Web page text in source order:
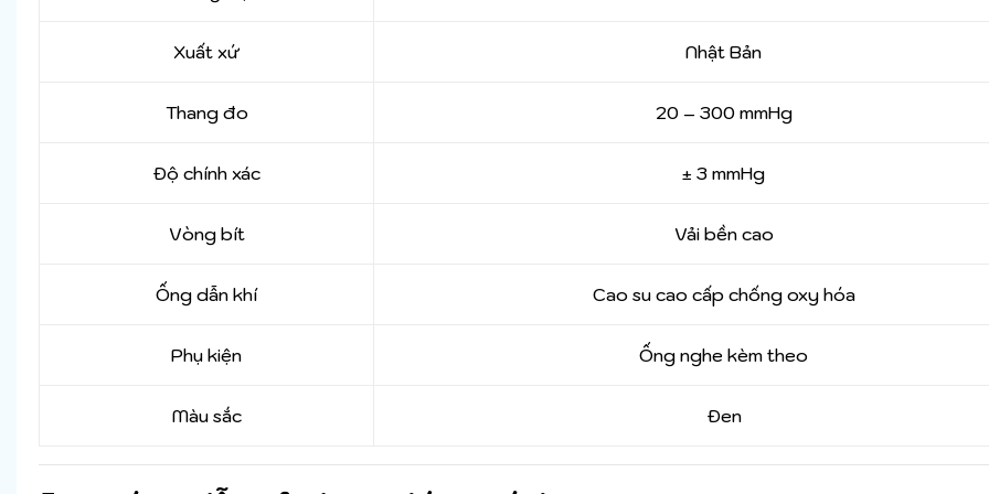
Xuất xứ Nhật Bản
Thang đo 20 – 300 mmHg
Độ chính xác ± 3 mmHg
Vòng bít Vải bền cao
Ống dẫn khí Cao su cao cấp chống oxy hóa
Phụ kiện Ống nghe kèm theo
Màu sắc Đen